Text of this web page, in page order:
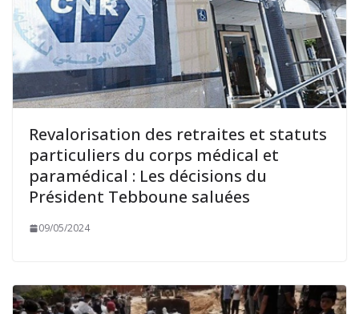
Revalorisation des retraites et statuts
particuliers du corps médical et
paramédical : Les décisions du
Président Tebboune saluées
09/05/2024